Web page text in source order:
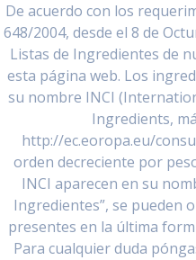
De acuerdo con los
648/2004, desde el 8 de
Listas de Ingredientes de
esta página web. Los
su nombre INCI
Ingredients,
http://ec.eoropa.eu/
orden decreciente por
INCI aparecen en su
Ingredientes”, se pueden
presentes en la última
Para cualquier duda